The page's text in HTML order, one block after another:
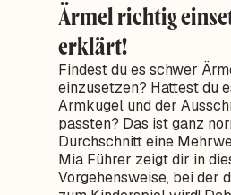
Ärmel richtig
erklärt!
Findest du es schwer
einzusetzen? Hattest du
Armkugel und der
passten? Das ist ganz
Durchschnitt eine
Mia Führer zeigt dir in
Vorgehensweise, bei der